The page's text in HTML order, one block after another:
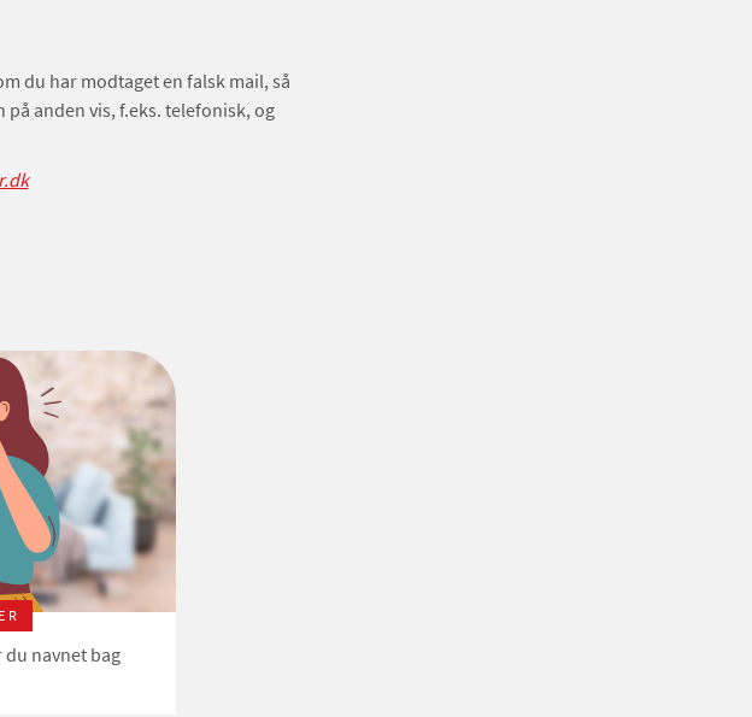
du har modtaget en falsk mail, så
anden vis, f.eks. telefonisk, og
du navnet bag